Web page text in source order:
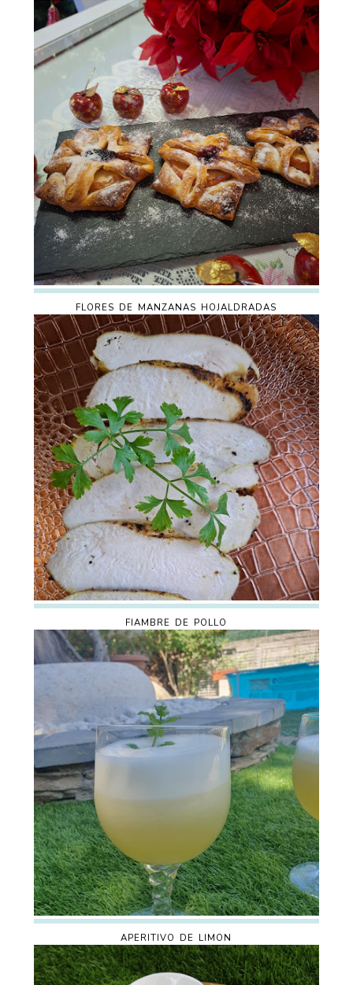
FLORES DE MANZANAS HOJALDRADAS
FIAMBRE DE POLLO
APERITIVO DE LIMON